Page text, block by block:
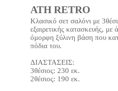
ATH RETRO
Κλασικό σετ σαλόνι με
εξαιρετικής κατασκευής, με
όμορφη ξύλινη βάση που
πόδια του.
ΔΙΑΣΤΑΣΕΙΣ:
3θέσιος: 230 εκ.
2θέσιος: 190 εκ.